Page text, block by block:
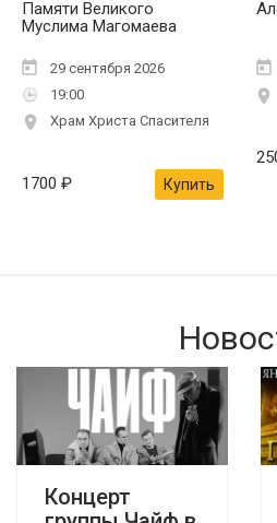
Памяти Великого
Муслима Магомаева
29 сентября 2026
19:00
Храм Христа Спасителя
1700 ₽ Купить
Концерт